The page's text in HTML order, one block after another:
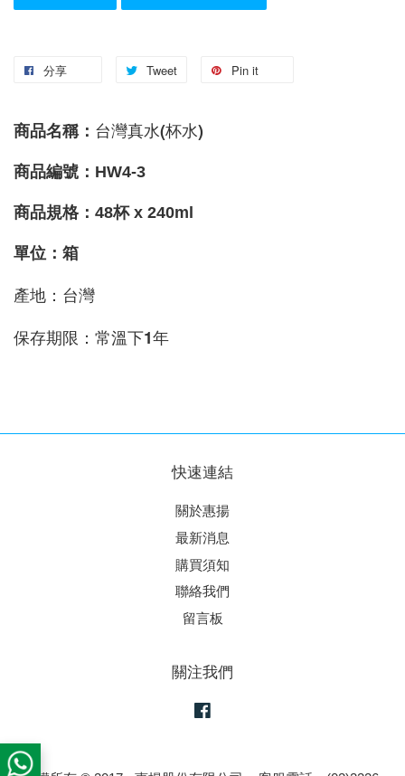
分享 Tweet Pin it
商品名稱： 台灣真水(杯水)
商品編號：HW4-3
商品規格：48杯 x 240ml
單位：箱
產地：台灣
保存期限：常溫下1年
快速連結
關於惠揚
最新消息
購買須知
聯絡我們
留言板
關注我們